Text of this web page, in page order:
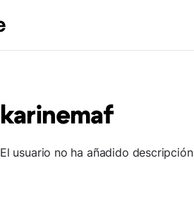
karinemaf
El usuario no ha añadido descripción